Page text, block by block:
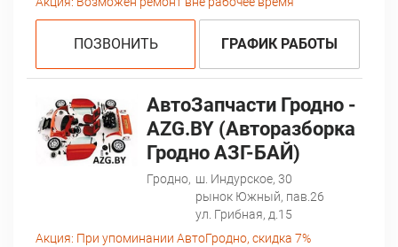
ПОЗВОНИТЬ ГРАФИК РАБОТЫ
AвтоЗапчасти Гродно -
AZG.BY (Авторазборка
Гродно АЗГ-БАЙ)
Гродно, ш. Индурское, 30
рынок Южный, пав.26
ул. Грибная, д.15
Акция: При упоминании АвтоГродно, скидка 7%